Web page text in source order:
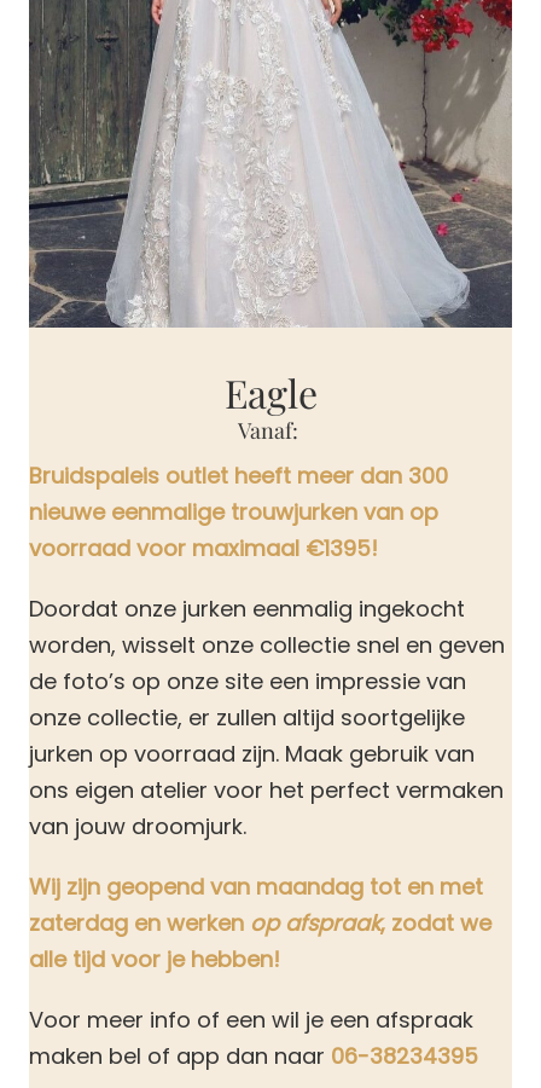
Eagle
Vanaf:
Bruidspaleis outlet heeft meer dan 300
nieuwe eenmalige trouwjurken van op
voorraad voor maximaal €1395!
Doordat onze jurken eenmalig ingekocht
worden, wisselt onze collectie snel en geven
de foto’s op onze site een impressie van
onze collectie, er zullen altijd soortgelijke
jurken op voorraad zijn. Maak gebruik van
ons eigen atelier voor het perfect vermaken
van jouw droomjurk.
Wij zijn geopend van maandag tot en met
zaterdag en werken op afspraak, zodat we
alle tijd voor je hebben!
Voor meer info of een wil je een afspraak
maken bel of app dan naar 06-38234395